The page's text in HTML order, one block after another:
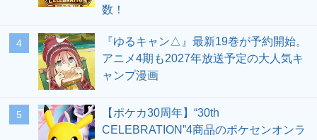
数！
4
『ゆるキャン△』最新19巻が予約開始。
アニメ4期も2027年放送予定の大人気キ
ャンプ漫画
5
【ポケカ30周年】“30th
CELEBRATION”4商品のポケセンオンラ